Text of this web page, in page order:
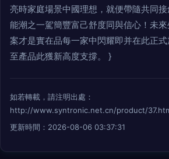
亮時家庭場景中國理想，就便帶隨共
能潮之一駕簡豐富己舒度同與信心！未來
案才是實在品每一家中閃耀即并在此正
至產品此獲新高度支撐。 }
如若轉載，請注明出處：
http://www.syntronic.net.cn/product/
更新時間：2026-08-06 03:37:31